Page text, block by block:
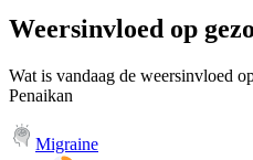
Weersinvloed op
Wat is vandaag de weersinvloed
Penaikan
Migraine